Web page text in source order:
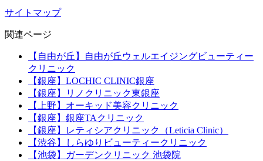
サイトマップ
関連ページ
【自由が丘】自由が丘ウェルエイジングビューティー
クリニック
【銀座】LOCHIC CLINIC銀座
【銀座】リノクリニック東銀座
【上野】オーキッド美容クリニック
【銀座】銀座TAクリニック
【銀座】レティシアクリニック（Leticia Clinic）
【渋谷】しらゆりビューティークリニック
【池袋】ガーデンクリニック 池袋院